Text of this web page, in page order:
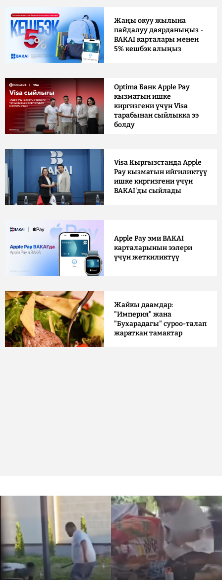
Жаңы окуу жылына
пайдалуу даярданыңыз -
BAKAI карталары менен
5% кешбэк алыңыз
Optima Банк Apple Pay
кызматын ишке
киргизгени үчүн Visa
тарабынан сыйлыкка ээ
болду
Visa Кыргызстанда Apple
Pay кызматын ийгиликтүү
ишке киргизгени үчүн
BAKAI'ды сыйлады
Apple Pay эми BAKAI
карталарынын ээлери
үчүн жеткиликтүү
Жайкы даамдар:
"Империя" жана
"Бухарадагы" суроо-талап
жараткан тамактар